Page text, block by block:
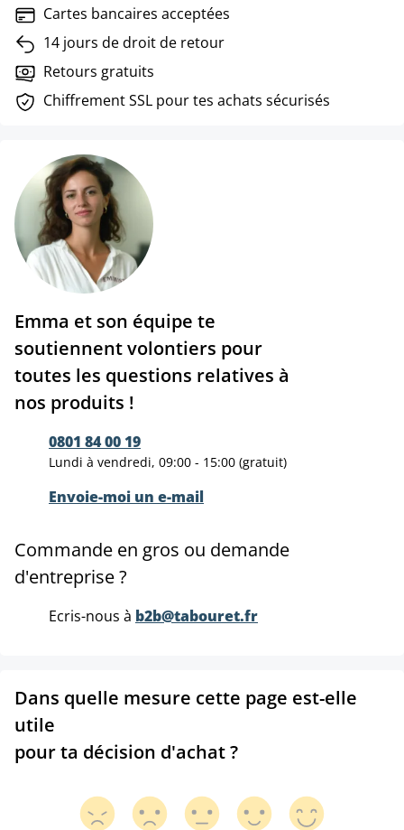
Cartes bancaires acceptées
14 jours de droit de retour
Retours gratuits
Chiffrement SSL pour tes achats sécurisés
Emma et son équipe te
soutiennent volontiers pour
toutes les questions relatives à
nos produits !
0801 84 00 19
Lundi à vendredi, 09:00 - 15:00 (gratuit)
Envoie-moi un e-mail
Commande en gros ou demande
d'entreprise ?
Ecris-nous à b2b@tabouret.fr
Dans quelle mesure cette page est-elle
utile
pour ta décision d'achat ?